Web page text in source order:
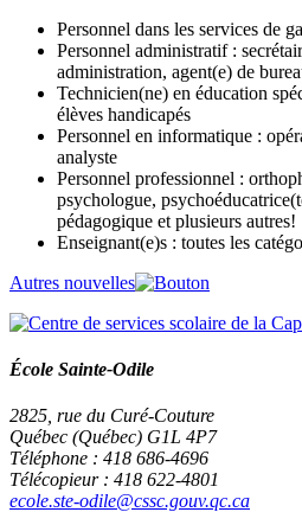
Personnel dans les services de
Personnel administratif :
administration, agent(e) de
Technicien(ne) en éducation
élèves handicapés
Personnel en informatique :
analyste
Personnel professionnel :
psychologue,
pédagogique et plusieurs autres!
Enseignant(e)s : toutes les
Autres nouvelles
École Sainte-Odile
2825, rue du Curé-Couture
Québec (Québec) G1L 4P7
Téléphone : 418 686-4696
Télécopieur : 418 622-4801
ecole.ste-odile@cssc.gouv.qc.ca